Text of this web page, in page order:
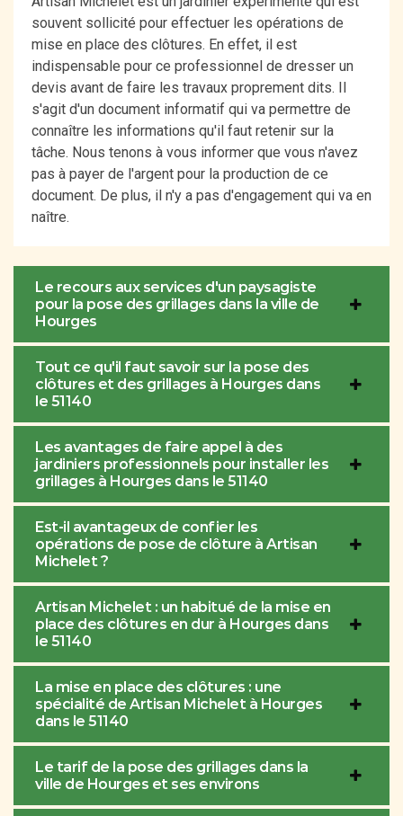
souvent sollicité pour effectuer les opérations de
mise en place des clôtures. En effet, il est
indispensable pour ce professionnel de dresser un
devis avant de faire les travaux proprement dits. Il
s'agit d'un document informatif qui va permettre de
connaître les informations qu'il faut retenir sur la
tâche. Nous tenons à vous informer que vous n'avez
pas à payer de l'argent pour la production de ce
document. De plus, il n'y a pas d'engagement qui va en
naître.
Le recours aux services d'un paysagiste
pour la pose des grillages dans la ville de
Hourges
Tout ce qu'il faut savoir sur la pose des
clôtures et des grillages à Hourges dans
le 51140
Les avantages de faire appel à des
jardiniers professionnels pour installer les
grillages à Hourges dans le 51140
Est-il avantageux de confier les
opérations de pose de clôture à Artisan
Michelet ?
Artisan Michelet : un habitué de la mise en
place des clôtures en dur à Hourges dans
le 51140
La mise en place des clôtures : une
spécialité de Artisan Michelet à Hourges
dans le 51140
Le tarif de la pose des grillages dans la
ville de Hourges et ses environs